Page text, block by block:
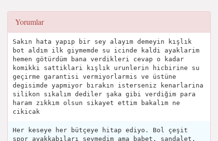
Yorumlar
Sakın hata yapıp bir sey alayım demeyin kışlık
bot aldım ilk giymemde su icinde kaldi ayaklarim
hemen götürdüm bana verdikleri cevap o kadar
komikki sattiklari kışlık urunlerin hicbirine su
geçirme garantisi vermiyorlarmis ve üstüne
degisimde yapmiyor bırakın isterseniz kenarlarina
silikon sıkalım dediler şaka gibi verdiğim para
haram zıkkım olsun sikayet ettim bakalım ne
cikicak
Her keseye her bütçeye hitap ediyo. Bol çeşit
spor ayakkabıları sevmedim ama babet, sandalet,